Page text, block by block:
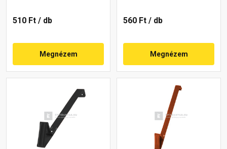
510 Ft / db
Megnézem
560 Ft / db
Megnézem